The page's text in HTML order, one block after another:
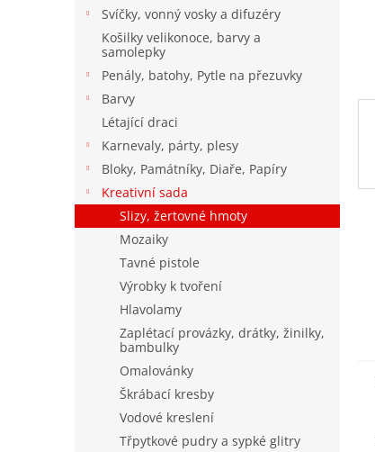
Svíčky, vonný vosky a difuzéry
Košilky velikonoce, barvy a
samolepky
Penály, batohy, Pytle na přezuvky
Barvy
Létající draci
Karnevaly, párty, plesy
Bloky, Památníky, Diaře, Papíry
Kreativní sada
Slizy, žertovné hmoty
Mozaiky
Tavné pistole
Výrobky k tvoření
Hlavolamy
Zaplétací provázky, drátky, žinilky,
bambulky
Omalovánky
Škrábací kresby
Vodové kreslení
Třpytkové pudry a sypké glitry